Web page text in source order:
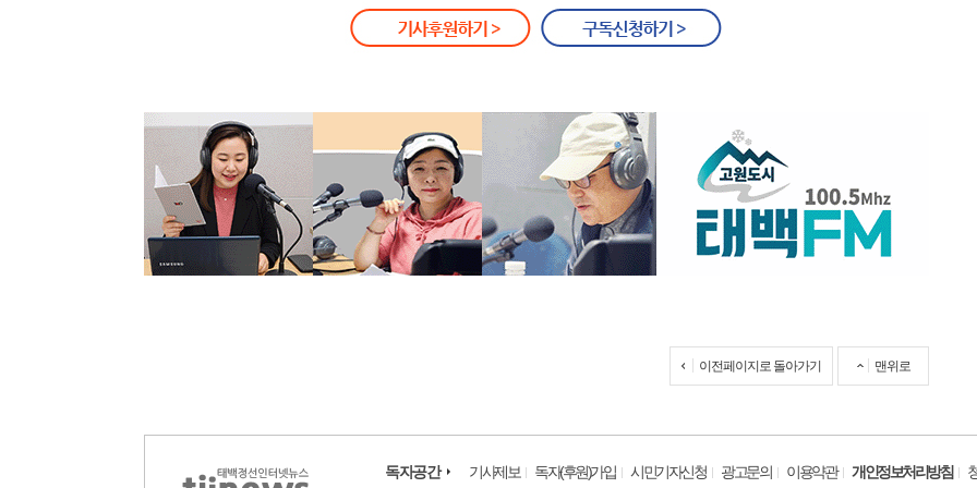
이전페이지로 돌아가기 맨위로
독자공간 기사제보 독자(후원)가입 시민기자신청 광고문의 이용약관 개인정보처리방침